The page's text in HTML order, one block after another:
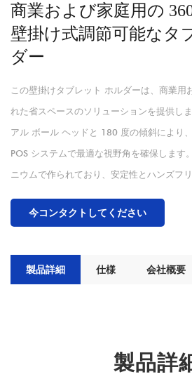
商業および家庭用の
壁掛け式調節可能なタ
ダー
この壁掛けタブレット ホルダーは、商業用
れた省スペースのソリューションを提供し
アル ボール ヘッドと 180 度の傾斜により
POS システムで最適な視野角を確保します
ニウムで作られており、安定性とハンズフ
今コンタクトしてください
製品詳細 仕様 会社概要
製品詳